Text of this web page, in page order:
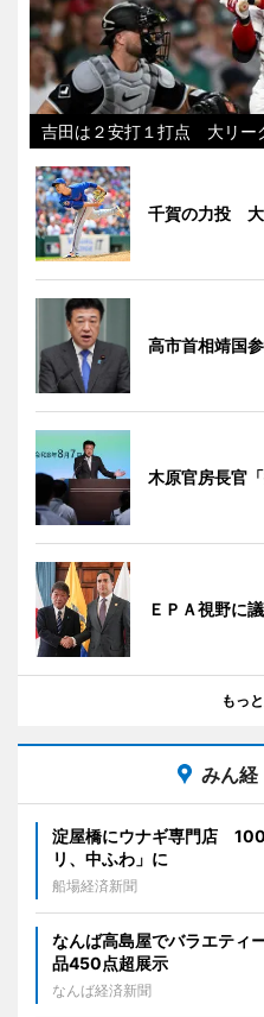
吉田は２安打１打点 大リー
千賀の力投
高市首相靖国
木原官房長官
ＥＰＡ視野に
もっ
みん経
淀屋橋にウナギ専門店
リ、中ふわ」に
船場経済新聞
なんば高島屋でバラエテ
品450点超展示
なんば経済新聞